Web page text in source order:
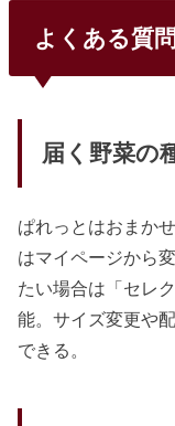
よくある質問
届く野菜の
ぱれっとはおまか
はマイページから
たい場合は「セレ
能。サイズ変更や
できる。